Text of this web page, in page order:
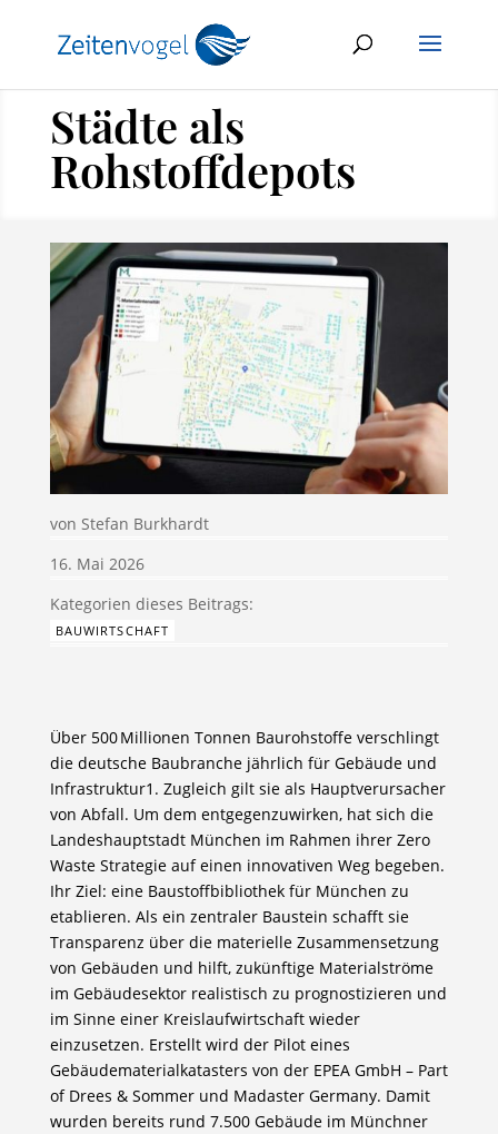
Städte als
Rohstoffdepots
von Stefan Burkhardt
16. Mai 2026
BAUWIRTSCHAFT
Über 500 Millionen Tonnen Baurohstoffe verschlingt
die deutsche Baubranche jährlich für Gebäude und
Infrastruktur1. Zugleich gilt sie als Hauptverursacher
von Abfall. Um dem entgegenzuwirken, hat sich die
Landeshauptstadt München im Rahmen ihrer Zero
Waste Strategie auf einen innovativen Weg begeben.
Ihr Ziel: eine Baustoffbibliothek für München zu
etablieren. Als ein zentraler Baustein schafft sie
Transparenz über die materielle Zusammensetzung
von Gebäuden und hilft, zukünftige Materialströme
im Gebäudesektor realistisch zu prognostizieren und
im Sinne einer Kreislaufwirtschaft wieder
einzusetzen. Erstellt wird der Pilot eines
Gebäudematerialkatasters von der EPEA GmbH – Part
of Drees & Sommer und Madaster Germany. Damit
wurden bereits rund 7.500 Gebäude im Münchner